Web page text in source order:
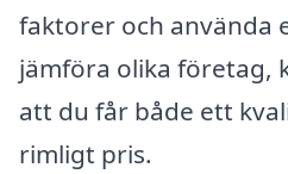
faktorer och använda
jämföra olika företag,
att du får både ett
rimligt pris.